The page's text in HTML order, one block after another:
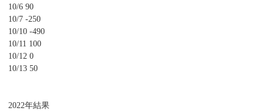
10/6 90
10/7 -250
10/10 -490
10/11 100
10/12 0
10/13 50
2022年結果